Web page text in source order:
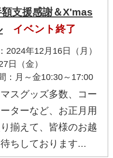
支援感謝＆X'mas
イベント終了
2024年12月16日（月）
日（金）
：月～金10:30～17:00
スグッズ多数、コー
ーターなど、お正月用
揃えて、皆様のお越
ちしております...